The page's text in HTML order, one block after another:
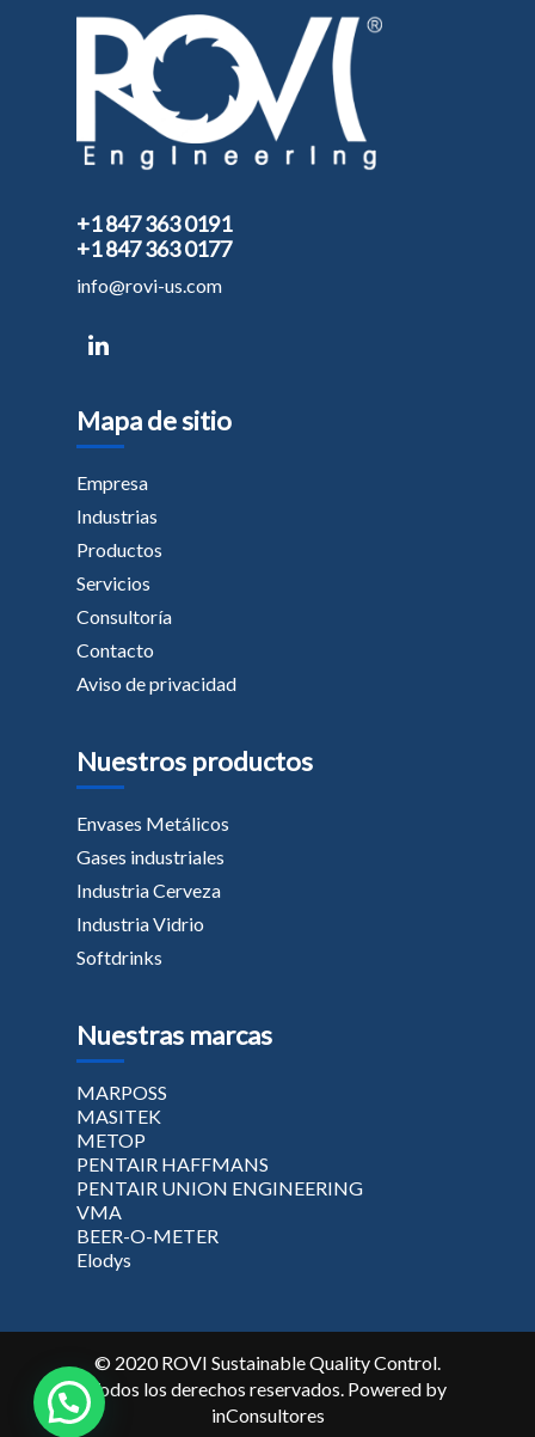
+1 847 363 0191
+1 847 363 0177
info@rovi-us.com
Mapa de sitio
Empresa
Industrias
Productos
Servicios
Consultoría
Contacto
Aviso de privacidad
Nuestros productos
Envases Metálicos
Gases industriales
Industria Cerveza
Industria Vidrio
Softdrinks
Nuestras marcas
MARPOSS
MASITEK
METOP
PENTAIR HAFFMANS
PENTAIR UNION ENGINEERING
VMA
BEER-O-METER
Elodys
© 2020 ROVI Sustainable Quality Control.
Todos los derechos reservados. Powered by
inConsultores